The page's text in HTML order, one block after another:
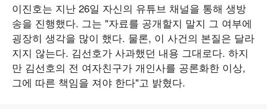
이진호는 지난 26일 자신의 유튜브 채널을 통해 생방
송을 진행했다. 그는 "자료를 공개할지 말지 그 여부에
굉장히 생각을 많이 했다. 물론, 이 사건의 본질은 달라
지지 않는다. 김선호가 사과했던 내용 그대로다. 하지
만 김선호의 전 여자친구가 개인사를 공론화한 이상,
그에 따른 책임을 져야 한다"고 밝혔다.